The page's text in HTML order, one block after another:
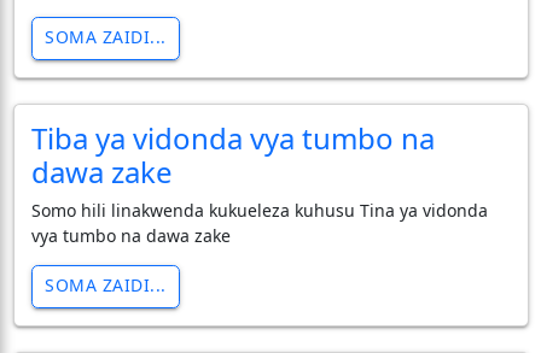
SOMA ZAIDI...
Tiba ya vidonda vya tumbo na
dawa zake
Somo hili linakwenda kukueleza kuhusu Tina ya vidonda
vya tumbo na dawa zake
SOMA ZAIDI...